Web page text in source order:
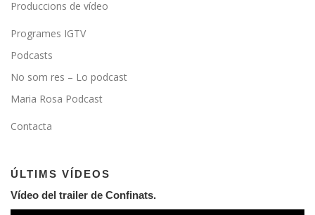
Produccions de vídeo
Programes IGTV
Podcasts
No som res – Lo podcast
Maria Rosa Podcast
Contacta
ÚLTIMS VÍDEOS
Vídeo del trailer de Confinats.